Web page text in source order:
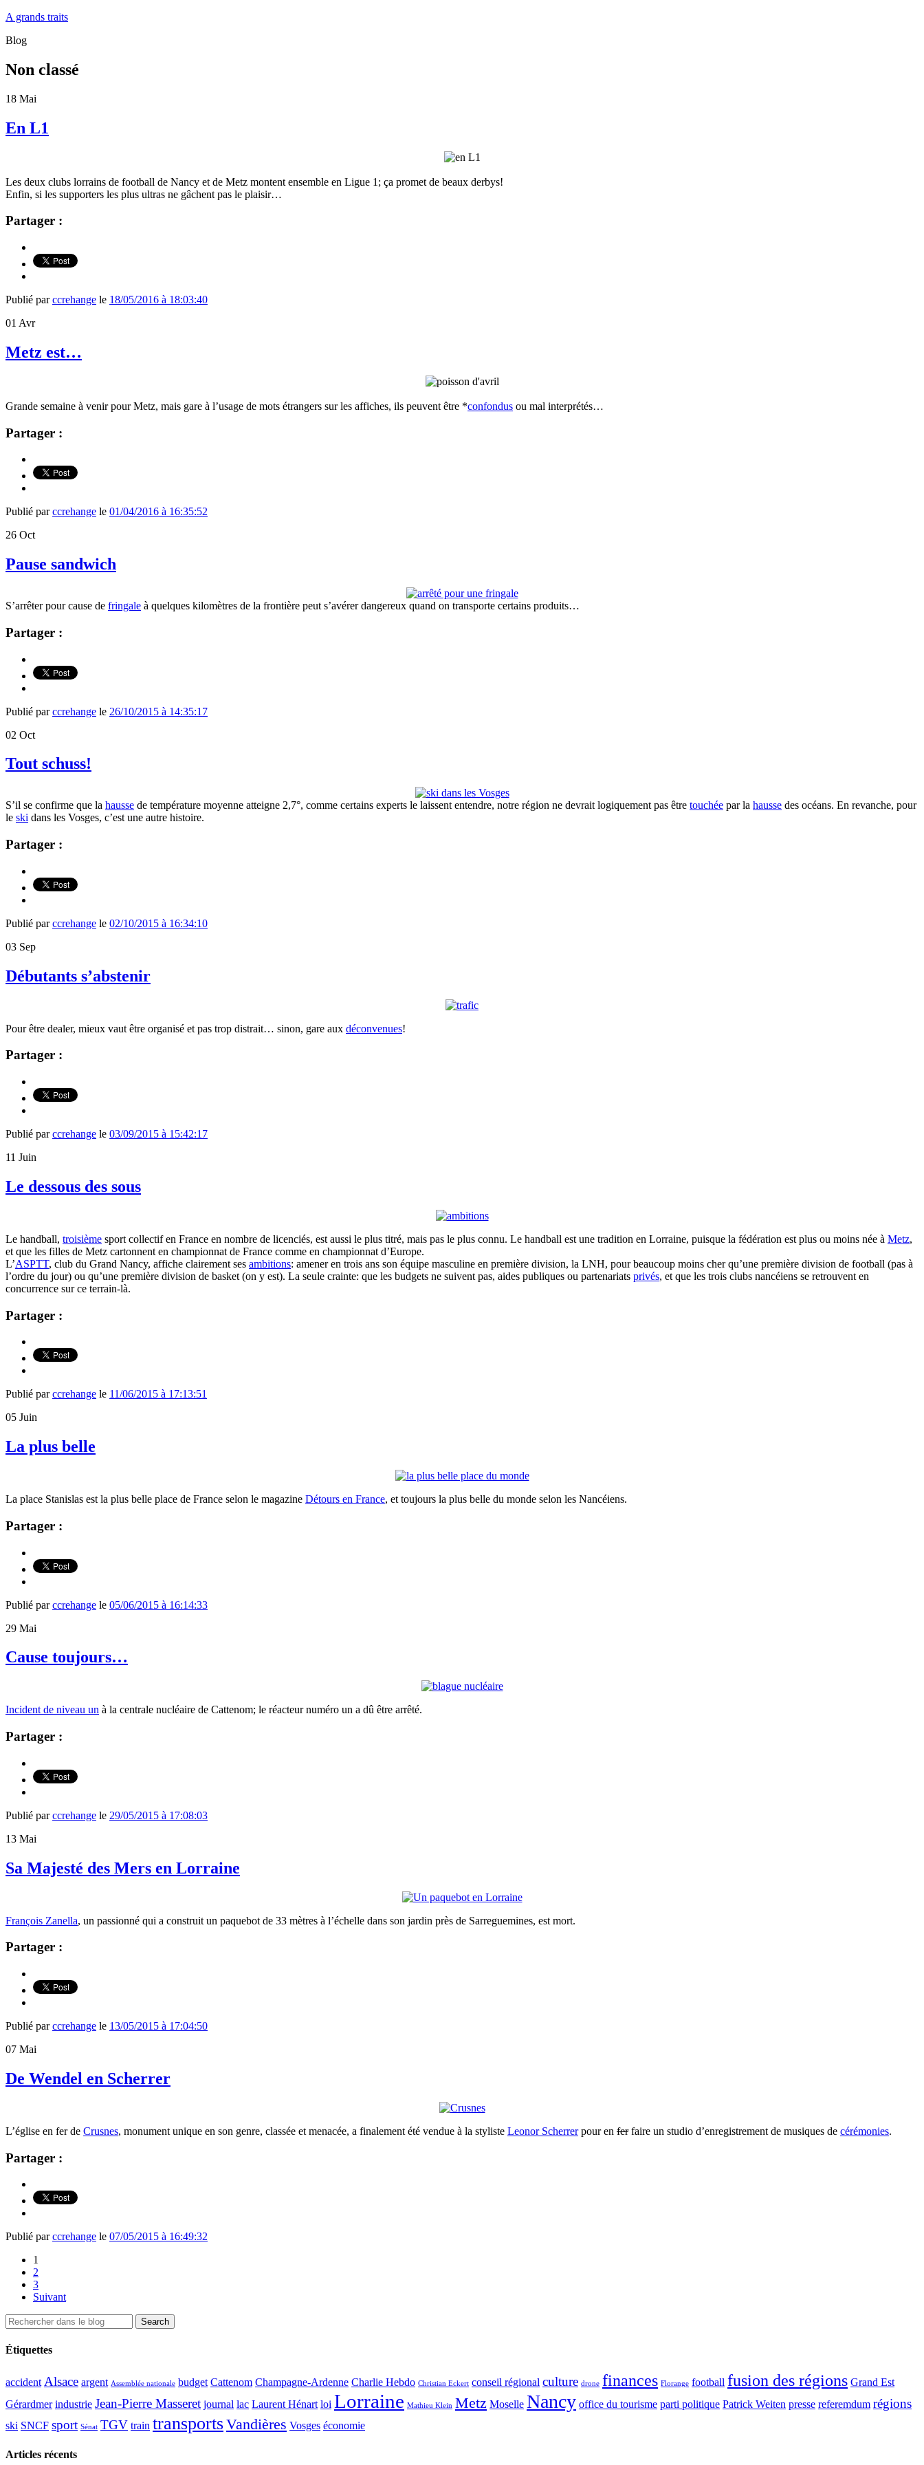
A grands traits
Blog
Non classé
18 Mai
En L1
Les deux clubs lorrains de football de Nancy et de Metz montent ensemble en Ligue 1; ça promet de beaux derbys!
Enfin, si les supporters les plus ultras ne gâchent pas le plaisir…
Partager :
Publié parccrehange le 18/05/2016 à 18:03:40
01 Avr
Metz est…
Grande semaine à venir pour Metz, mais gare à l’usage de mots étrangers sur les affiches, ils peuvent être *confondus ou mal interprétés…
Partager :
Publié parccrehange le 01/04/2016 à 16:35:52
26 Oct
Pause sandwich
S’arrêter pour cause de fringale à quelques kilomètres de la frontière peut s’avérer dangereux quand on transporte certains produits…
Partager :
Publié parccrehange le 26/10/2015 à 14:35:17
02 Oct
Tout schuss!
S’il se confirme que la hausse de température moyenne atteigne 2,7°, comme certains experts le laissent entendre, notre région ne devrait logiquement pas être touchée par la hausse des océans. En revanche, pour
le ski dans les Vosges, c’est une autre histoire.
Partager :
Publié parccrehange le 02/10/2015 à 16:34:10
03 Sep
Débutants s’abstenir
Pour être dealer, mieux vaut être organisé et pas trop distrait… sinon, gare aux déconvenues!
Partager :
Publié parccrehange le 03/09/2015 à 15:42:17
11 Juin
Le dessous des sous
Le handball, troisième sport collectif en France en nombre de licenciés, est aussi le plus titré, mais pas le plus connu. Le handball est une tradition en Lorraine, puisque la fédération est plus ou moins née à Metz,
et que les filles de Metz cartonnent en championnat de France comme en championnat d’Europe.
L’ASPTT, club du Grand Nancy, affiche clairement ses ambitions: amener en trois ans son équipe masculine en première division, la LNH, pour beaucoup moins cher qu’une première division de football (pas à
l’ordre du jour) ou qu’une première division de basket (on y est). La seule crainte: que les budgets ne suivent pas, aides publiques ou partenariats privés, et que les trois clubs nancéiens se retrouvent en
concurrence sur ce terrain-là.
Partager :
Publié parccrehange le 11/06/2015 à 17:13:51
05 Juin
La plus belle
La place Stanislas est la plus belle place de France selon le magazine Détours en France, et toujours la plus belle du monde selon les Nancéiens.
Partager :
Publié parccrehange le 05/06/2015 à 16:14:33
29 Mai
Cause toujours…
Incident de niveau un à la centrale nucléaire de Cattenom; le réacteur numéro un a dû être arrêté.
Partager :
Publié parccrehange le 29/05/2015 à 17:08:03
13 Mai
Sa Majesté des Mers en Lorraine
François Zanella, un passionné qui a construit un paquebot de 33 mètres à l’échelle dans son jardin près de Sarreguemines, est mort.
Partager :
Publié parccrehange le 13/05/2015 à 17:04:50
07 Mai
De Wendel en Scherrer
L’église en fer de Crusnes, monument unique en son genre, classée et menacée, a finalement été vendue à la styliste Leonor Scherrerpour en ferfaire un studio d’enregistrement de musiques de cérémonies.
Partager :
Publié parccrehange le 07/05/2015 à 16:49:32
1
2
3
Suivant
Étiquettes
accident Alsace argent Assemblée nationale budget Cattenom Champagne-Ardenne Charlie Hebdo Christian Eckert conseil régional culture drone finances Florange football fusion des régions Grand Est
Gérardmer industrie Jean-Pierre Masseret journal lac Laurent Hénart loi Lorraine Mathieu Klein Metz Moselle Nancy office du tourisme parti politique Patrick Weiten presse referemdum régions
ski SNCF sport Sénat TGV train transportsVandières Vosges économie
Articles récents